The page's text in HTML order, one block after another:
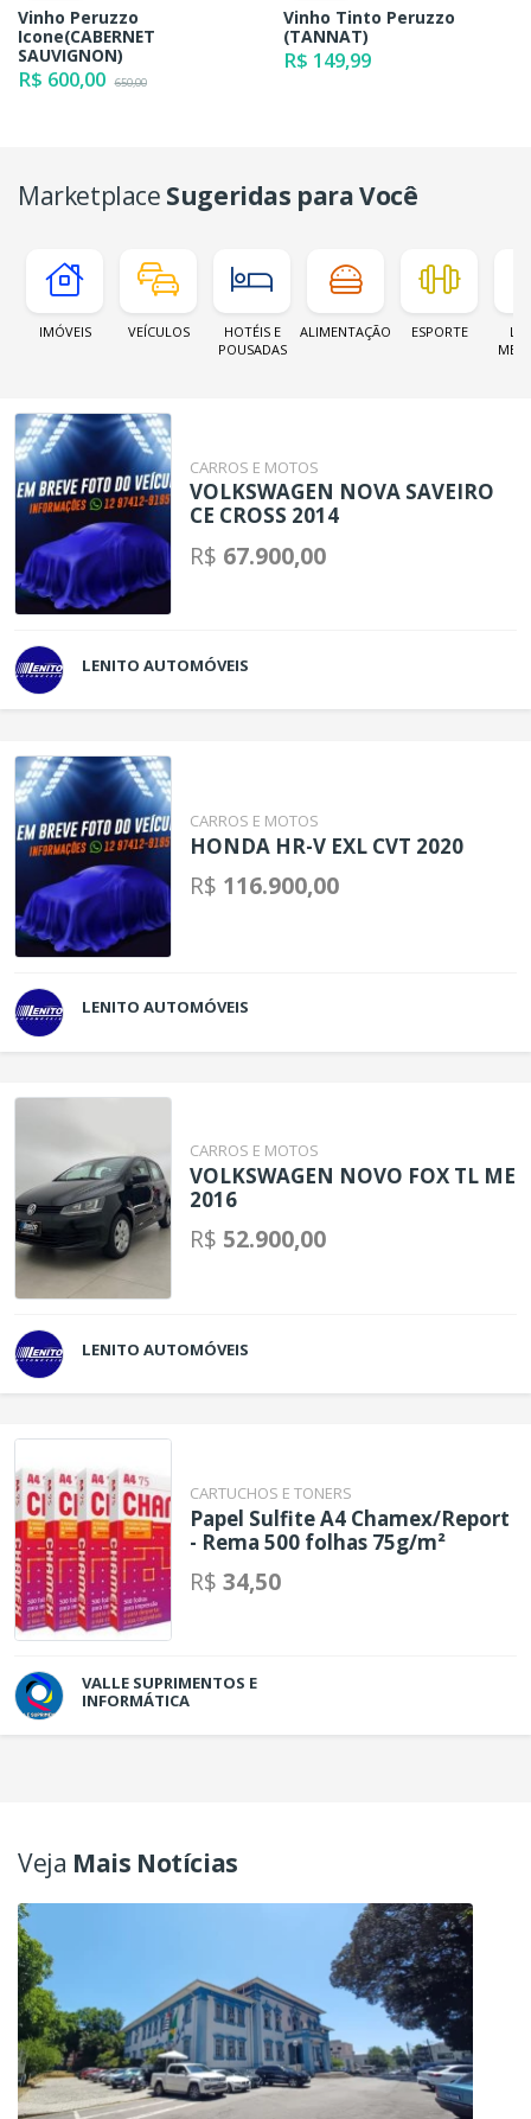
Vinho Peruzzo
Icone(CABERNET
SAUVIGNON)
R$ 600,00 650,00
Vinho Tinto Peruzzo
(TANNAT)
R$ 149,99
Marketplace Sugeridas para Você
IMÓVEIS VEÍCULOS
HOTÉIS E
POUSADAS
ALIMENTAÇÃO ESPORTE
CARROS E MOTOS
VOLKSWAGEN NOVA SAVEIRO
CE CROSS 2014
R$ 67.900,00
LENITO AUTOMÓVEIS
CARROS E MOTOS
HONDA HR-V EXL CVT 2020
R$ 116.900,00
LENITO AUTOMÓVEIS
CARROS E MOTOS
VOLKSWAGEN NOVO FOX TL ME
2016
R$ 52.900,00
LENITO AUTOMÓVEIS
CARTUCHOS E TONERS
Papel Sulfite A4 Chamex/Report
- Rema 500 folhas 75g/m²
R$34,50
VALLE SUPRIMENTOS E
INFORMÁTICA
Veja Mais Notícias